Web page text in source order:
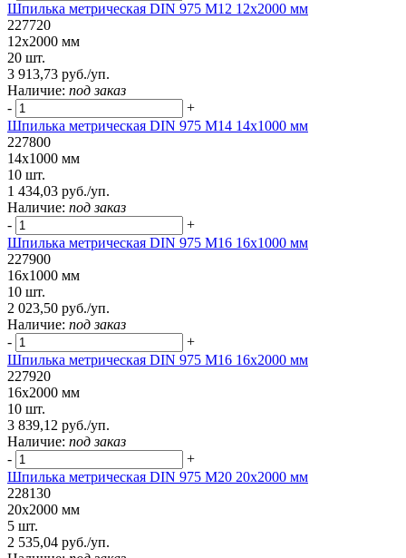
Шпилька метрическая DIN 975 М12 12х2000 мм
227720
12х2000 мм
20 шт.
3 913,73 руб./уп.
Наличие: под заказ
-
+
Шпилька метрическая DIN 975 М14 14х1000 мм
227800
14х1000 мм
10 шт.
1 434,03 руб./уп.
Наличие: под заказ
-
+
Шпилька метрическая DIN 975 М16 16х1000 мм
227900
16х1000 мм
10 шт.
2 023,50 руб./уп.
Наличие: под заказ
-
+
Шпилька метрическая DIN 975 М16 16х2000 мм
227920
16х2000 мм
10 шт.
3 839,12 руб./уп.
Наличие: под заказ
-
+
Шпилька метрическая DIN 975 М20 20х2000 мм
228130
20х2000 мм
5 шт.
2 535,04 руб./уп.